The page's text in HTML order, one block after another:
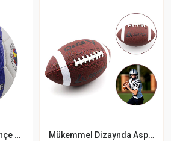
Futbol Topu Fenerbahçe 5 Nömrə Futbol Topu Mükemmel Dizaynda Aspo Amerikan Futbolu Topu